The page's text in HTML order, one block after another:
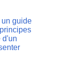
un guide
d'un